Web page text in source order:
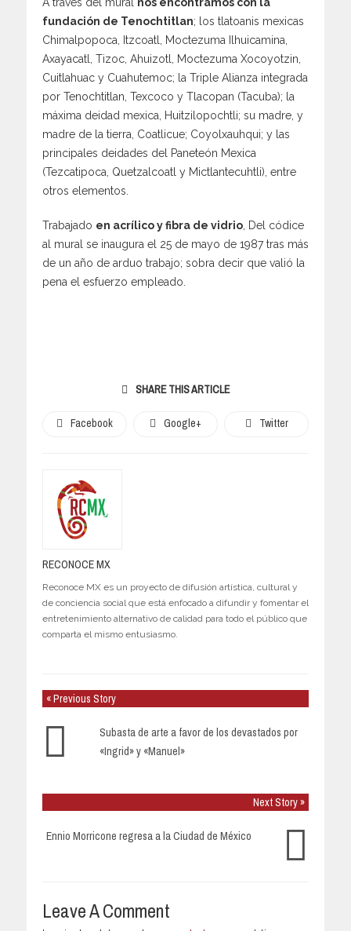
fundación de Tenochtitlan; los tlatoanis mexicas
Chimalpopoca, Itzcoatl, Moctezuma Ilhuicamina,
Axayacatl, Tizoc, Ahuizotl, Moctezuma Xocoyotzin,
Cuitlahuac y Cuahutemoc; la Triple Alianza integrada
por Tenochtitlan, Texcoco y Tlacopan (Tacuba); la
máxima deidad mexica, Huitzilopochtli; su madre, y
madre de la tierra, Coatlicue; Coyolxauhqui; y las
principales deidades del Paneteón Mexica
(Tezcatipoca, Quetzalcoatl y Mictlantecuhtli), entre
otros elementos.
Trabajado en acrílico y fibra de vidrio , Del códice
al mural se inaugura el 25 de mayo de 1987 tras más
de un año de arduo trabajo; sobra decir que valió la
pena el esfuerzo empleado.
SHARE THIS ARTICLE
Facebook Google+ Twitter
RECONOCE MX
Reconoce MX es un proyecto de difusión artística, cultural y
de conciencia social que está enfocado a difundir y fomentar el
entretenimiento alternativo de calidad para todo el público que
comparta el mismo entusiasmo.
« Previous Story
Subasta de arte a favor de los devastados por
«Ingrid» y «Manuel»
Next Story »
Ennio Morricone regresa a la Ciudad de México
Leave A Comment